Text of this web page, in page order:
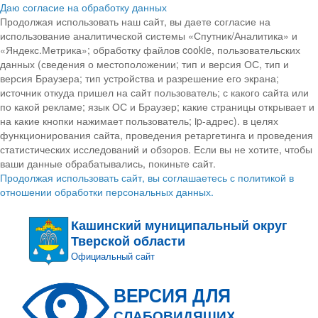
Даю согласие на обработку данных
Продолжая использовать наш сайт, вы даете согласие на
использование аналитической системы «Спутник/Аналитика» и
«Яндекс.Метрика»; обработку файлов cookie, пользовательских
данных (сведения о местоположении; тип и версия ОС, тип и
версия Браузера; тип устройства и разрешение его экрана;
источник откуда пришел на сайт пользователь; с какого сайта или
по какой рекламе; язык ОС и Браузер; какие страницы открывает и
на какие кнопки нажимает пользователь; ip-адрес). в целях
функционирования сайта, проведения ретаргетинга и проведения
статистических исследований и обзоров. Если вы не хотите, чтобы
ваши данные обрабатывались, покиньте сайт.
Продолжая использовать сайт, вы соглашаетесь с политикой в
отношении обработки персональных данных.